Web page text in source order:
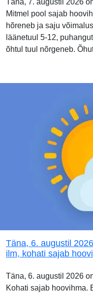
Mitmel pool sajab
hõreneb ja saju
läänetuul 5-12,
õhtul tuul nõrgeneb.
Täna, 6. augustil
ilm, kohati sajab
Täna, 6. augustil 2026
Kohati sajab hoovihma.